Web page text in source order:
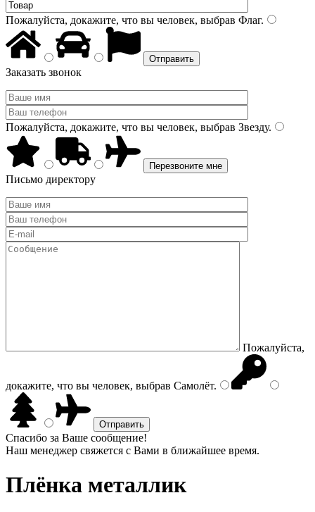
Пожалуйста, докажите, что вы человек, выбрав Флаг.
Заказать звонок
Пожалуйста, докажите, что вы человек, выбрав Звезду.
Письмо директору
Пожалуйста,
докажите, что вы человек, выбрав Самолёт.
Спасибо за Ваше сообщение!
Наш менеджер свяжется с Вами в ближайшее время.
Плёнка металлик